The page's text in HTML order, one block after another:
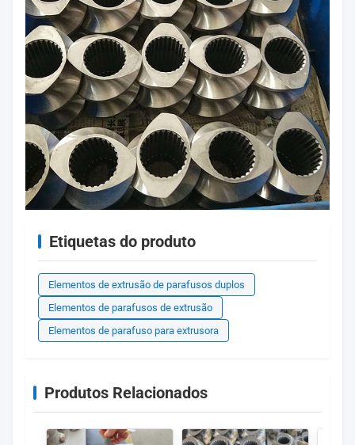
Etiquetas do produto
Elementos de extrusão de parafusos duplos
Elementos de parafusos de extrusão
Elementos de parafuso para extrusora
Produtos Relacionados